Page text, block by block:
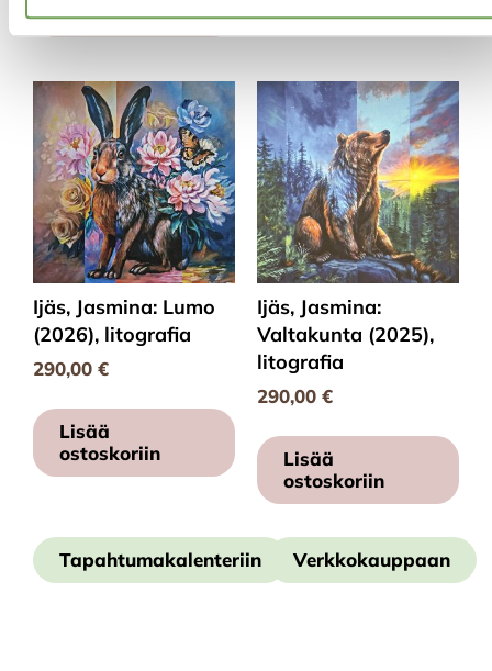
ostoskoriin
Ijäs, Jasmina: Lumo
(2026), litografia
290,00 €
Lisää
ostoskoriin
Ijäs, Jasmina:
Valtakunta (2025),
litografia
290,00 €
Lisää
ostoskoriin
Tapahtumakalenteriin Verkkokauppaan